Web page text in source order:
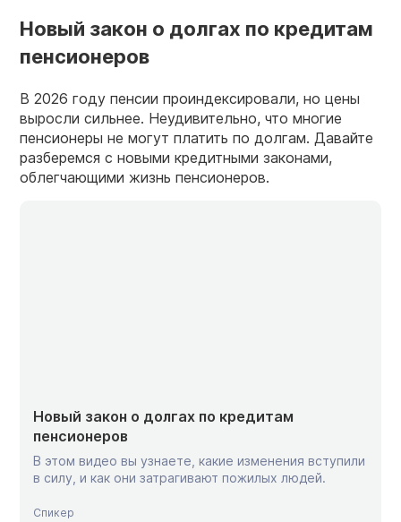
Новый закон о долгах по кредитам
пенсионеров
В 2026 году пенсии проиндексировали, но цены
выросли сильнее. Неудивительно, что многие
пенсионеры не могут платить по долгам. Давайте
разберемся с новыми кредитными законами,
облегчающими жизнь пенсионеров.
Новый закон о долгах по кредитам
пенсионеров
В этом видео вы узнаете, какие изменения вступили
в силу, и как они затрагивают пожилых людей.
Спикер